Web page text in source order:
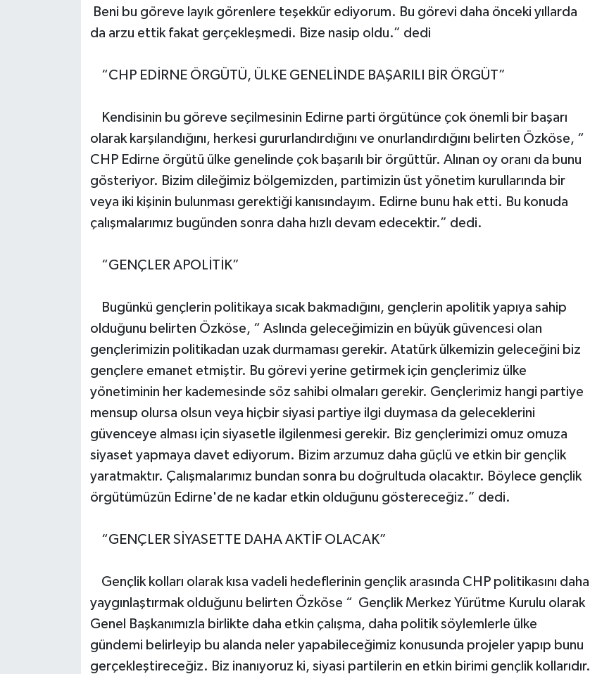
Beni bu göreve layık görenlere teşekkür ediyorum. Bu görevi daha önceki yıllarda
da arzu ettik fakat gerçekleşmedi. Bize nasip oldu.” dedi
“CHP EDİRNE ÖRGÜTÜ, ÜLKE GENELİNDE BAŞARILI BİR ÖRGÜT”
Kendisinin bu göreve seçilmesinin Edirne parti örgütünce çok önemli bir başarı
olarak karşılandığını, herkesi gururlandırdığını ve onurlandırdığını belirten Özköse, “
CHP Edirne örgütü ülke genelinde çok başarılı bir örgüttür. Alınan oy oranı da bunu
gösteriyor. Bizim dileğimiz bölgemizden, partimizin üst yönetim kurullarında bir
veya iki kişinin bulunması gerektiği kanısındayım. Edirne bunu hak etti. Bu konuda
çalışmalarımız bugünden sonra daha hızlı devam edecektir.” dedi.
“GENÇLER APOLİTİK”
Bugünkü gençlerin politikaya sıcak bakmadığını, gençlerin apolitik yapıya sahip
olduğunu belirten Özköse, “ Aslında geleceğimizin en büyük güvencesi olan
gençlerimizin politikadan uzak durmaması gerekir. Atatürk ülkemizin geleceğini biz
gençlere emanet etmiştir. Bu görevi yerine getirmek için gençlerimiz ülke
yönetiminin her kademesinde söz sahibi olmaları gerekir. Gençlerimiz hangi partiye
mensup olursa olsun veya hiçbir siyasi partiye ilgi duymasa da geleceklerini
güvenceye alması için siyasetle ilgilenmesi gerekir. Biz gençlerimizi omuz omuza
siyaset yapmaya davet ediyorum. Bizim arzumuz daha güçlü ve etkin bir gençlik
yaratmaktır. Çalışmalarımız bundan sonra bu doğrultuda olacaktır. Böylece gençlik
örgütümüzün Edirne'de ne kadar etkin olduğunu göstereceğiz.” dedi.
“GENÇLER SİYASETTE DAHA AKTİF OLACAK”
Gençlik kolları olarak kısa vadeli hedeflerinin gençlik arasında CHP politikasını daha
yaygınlaştırmak olduğunu belirten Özköse “ Gençlik Merkez Yürütme Kurulu olarak
Genel Başkanımızla birlikte daha etkin çalışma, daha politik söylemlerle ülke
gündemi belirleyip bu alanda neler yapabileceğimiz konusunda projeler yapıp bunu
gerçekleştireceğiz. Biz inanıyoruz ki, siyasi partilerin en etkin birimi gençlik kollarıdır.